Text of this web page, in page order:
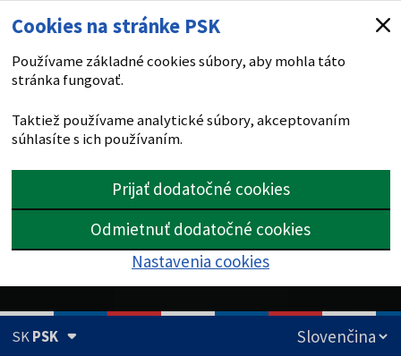
Cookies na stránke PSK
Používame základné cookies súbory, aby mohla táto
stránka fungovať.
Taktiež používame analytické súbory, akceptovaním
súhlasíte s ich používaním.
Prijať dodatočné cookies
Odmietnuť dodatočné cookies
Nastavenia cookies
SKPSK